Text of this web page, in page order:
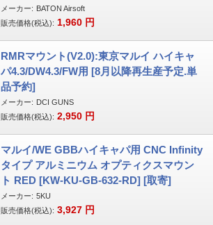
メーカー: BATON Airsoft
販売価格(税込): 1,960 円
RMRマウント(V2.0):東京マルイ ハイキャ
パ4.3/DW4.3/FW用 [8月以降再生産予定.単
品予約]
メーカー: DCI GUNS
販売価格(税込): 2,950 円
マルイ/WE GBBハイキャパ用 CNC Infinity
タイプ アルミニウム オプティクスマウン
ト RED [KW-KU-GB-632-RD] [取寄]
メーカー: 5KU
販売価格(税込): 3,927 円